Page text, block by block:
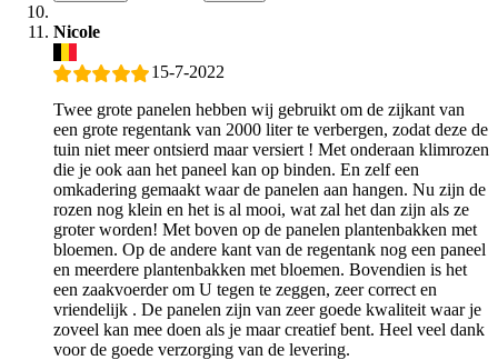
Nicole
15-7-2022
Twee grote panelen hebben wij gebruikt om de zijkant van
een grote regentank van 2000 liter te verbergen, zodat deze de
tuin niet meer ontsierd maar versiert ! Met onderaan klimrozen
die je ook aan het paneel kan op binden. En zelf een
omkadering gemaakt waar de panelen aan hangen. Nu zijn de
rozen nog klein en het is al mooi, wat zal het dan zijn als ze
groter worden! Met boven op de panelen plantenbakken met
bloemen. Op de andere kant van de regentank nog een paneel
en meerdere plantenbakken met bloemen. Bovendien is het
een zaakvoerder om U tegen te zeggen, zeer correct en
vriendelijk . De panelen zijn van zeer goede kwaliteit waar je
zoveel kan mee doen als je maar creatief bent. Heel veel dank
voor de goede verzorging van de levering.